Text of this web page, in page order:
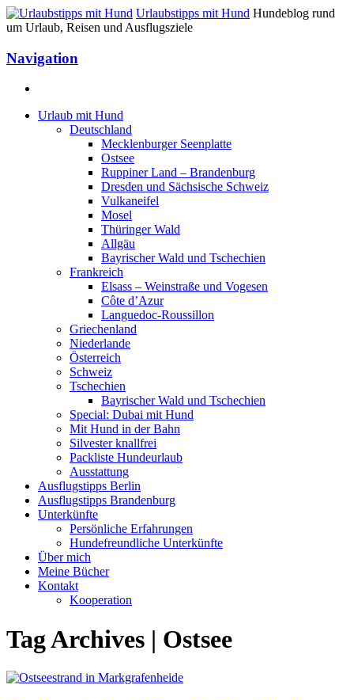
Urlaubstipps mit Hund Hundeblog rund
um Urlaub, Reisen und Ausflugsziele
Navigation
Urlaub mit Hund
Deutschland
Mecklenburger Seenplatte
Ostsee
Ruppiner Land – Brandenburg
Dresden und Sächsische Schweiz
Vulkaneifel
Mosel
Thüringer Wald
Allgäu
Bayrischer Wald und Tschechien
Frankreich
Elsass – Weinstraße und Vogesen
Côte d’Azur
Languedoc-Roussillon
Griechenland
Niederlande
Österreich
Schweiz
Tschechien
Bayrischer Wald und Tschechien
Special: Dubai mit Hund
Mit Hund in der Bahn
Silvester knallfrei
Packliste Hundeurlaub
Ausstattung
Ausflugstipps Berlin
Ausflugstipps Brandenburg
Unterkünfte
Persönliche Erfahrungen
Hundefreundliche Unterkünfte
Über mich
Meine Bücher
Kontakt
Kooperation
Tag Archives | Ostsee